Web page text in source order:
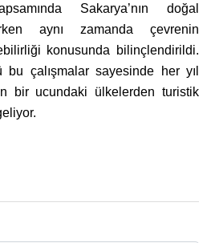
Sakarya’nın doğal
aynı zamanda çevrenin
konusunda bilinçlendirildi.
bu çalışmalar sayesinde her yıl
bir ucundaki ülkelerden turistik